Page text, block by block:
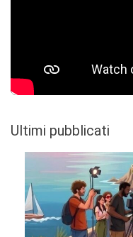
Ultimi pubblicati